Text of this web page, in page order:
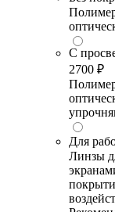
С
2700 ₽
Для
Линзы